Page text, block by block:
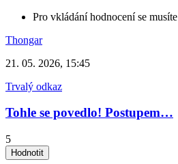
Pro vkládání hodnocení se musíte
Thongar
21. 05. 2026, 15:45
Trvalý odkaz
Tohle se povedlo! Postupem…
5